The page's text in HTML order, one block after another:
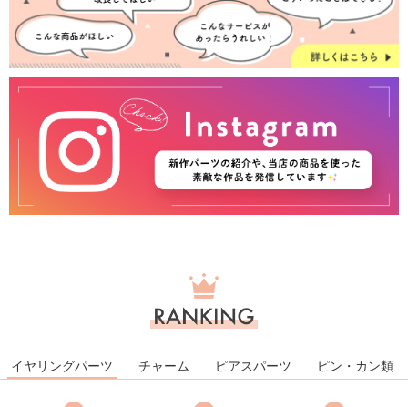
ラ
ン
イヤリングパーツ チャーム ピアスパーツ ピン・カン類